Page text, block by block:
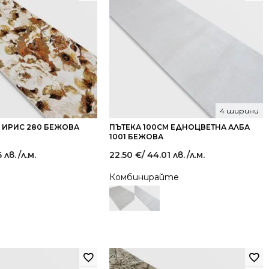
ИРИС 280 БЕЖОВА
лв./л.м.
ПЪТЕКА 100СМ ЕДНОЦВЕТНА АЛБА
1001 БЕЖОВА
4 ширини
22.50 €/ 44.01 лв./л.м.
Комбинирайте